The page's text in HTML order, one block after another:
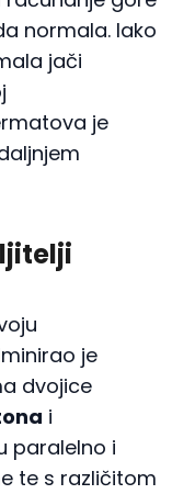
normala. Iako
jači
je
je
dvojice
i
paralelno i
te s različitom